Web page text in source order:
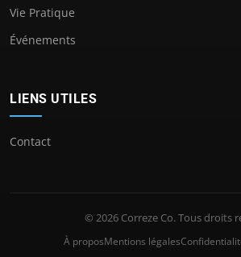
Vie Pratique
Événements
LIENS UTILES
Contact
© 2026 Correze Co. Tous droits
À proposMentions légales